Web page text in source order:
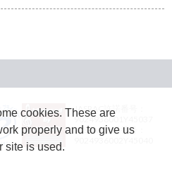
JASRAC許諾番号：
9024936001Y45037
JASRAC許諾番号：
cookies. These are
properly and to give us
site is used.